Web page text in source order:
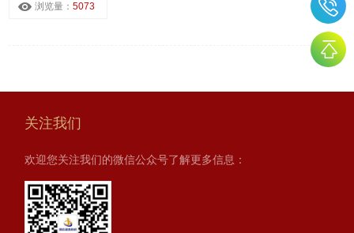
浏览量：5073
关注我们
欢迎您关注我们的微信公众号了解更多信息：